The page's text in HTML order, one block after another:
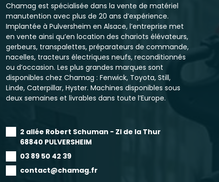
Chamag est spécialisée dans la vente de matériel
manutention avec plus de 20 ans d’expérience.
Implantée à Pulversheim en Alsace, l’entreprise met
en vente ainsi qu’en location des chariots élévateurs,
gerbeurs, transpalettes, préparateurs de commande,
nacelles, tracteurs électriques neufs, reconditionnés
ou d’occasion. Les plus grandes marques sont
disponibles chez Chamag : Fenwick, Toyota, Still,
Linde, Caterpillar, Hyster. Machines disponibles sous
deux semaines et livrables dans toute l’Europe.
2 allée Robert Schuman - ZI de la Thur
68840 PULVERSHEIM
03 89 50 42 39
contact@chamag.fr